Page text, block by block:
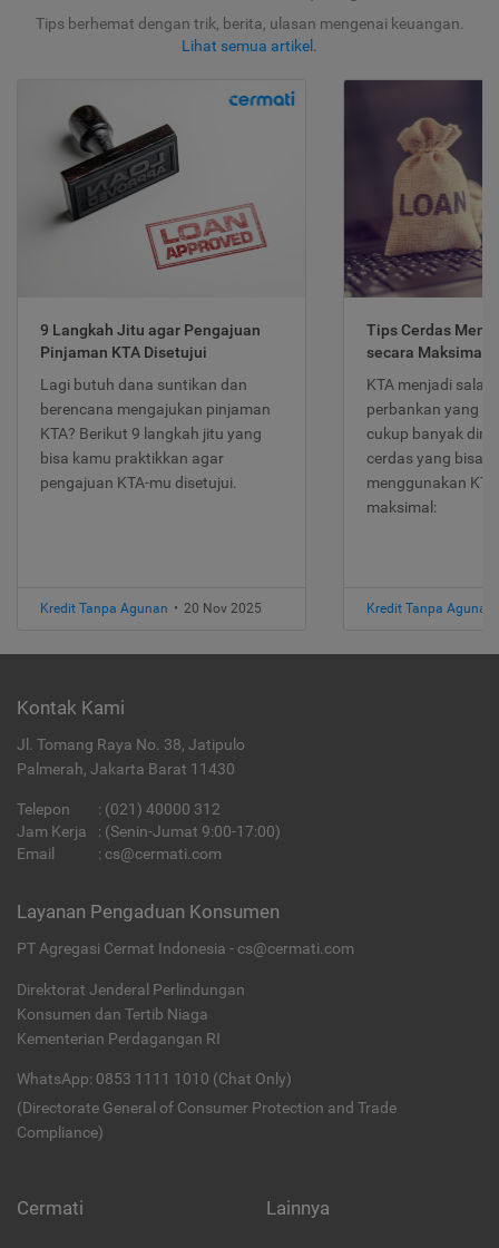
Tips berhemat dengan trik, berita, ulasan mengenai keuangan.
Lihat semua artikel .
9 Langkah Jitu agar Pengajuan
Pinjaman KTA Disetujui
Lagi butuh dana suntikan dan
berencana mengajukan pinjaman
KTA? Berikut 9 langkah jitu yang
bisa kamu praktikkan agar
pengajuan KTA-mu disetujui.
Kredit Tanpa Agunan • 20 Nov 2025
Tips Cerdas
secara Maksimal
KTA menjadi
perbankan yang
cukup banyak
cerdas yang bisa
menggunakan
maksimal:
Kredit Tanpa Agunan
Kontak Kami
Jl. Tomang Raya No. 38, Jatipulo
Palmerah, Jakarta Barat 11430
Telepon : (021) 40000 312
Jam Kerja
: (Senin-Jumat 9:00-17:00)
Email
: cs@cermati.com
Layanan Pengaduan Konsumen
PT Agregasi Cermat Indonesia - cs@cermati.com
Direktorat Jenderal Perlindungan
Konsumen dan Tertib Niaga
Kementerian Perdagangan RI
WhatsApp: 0853 1111 1010 (Chat Only)
(Directorate General of Consumer Protection and Trade
Compliance)
Cermati Lainnya